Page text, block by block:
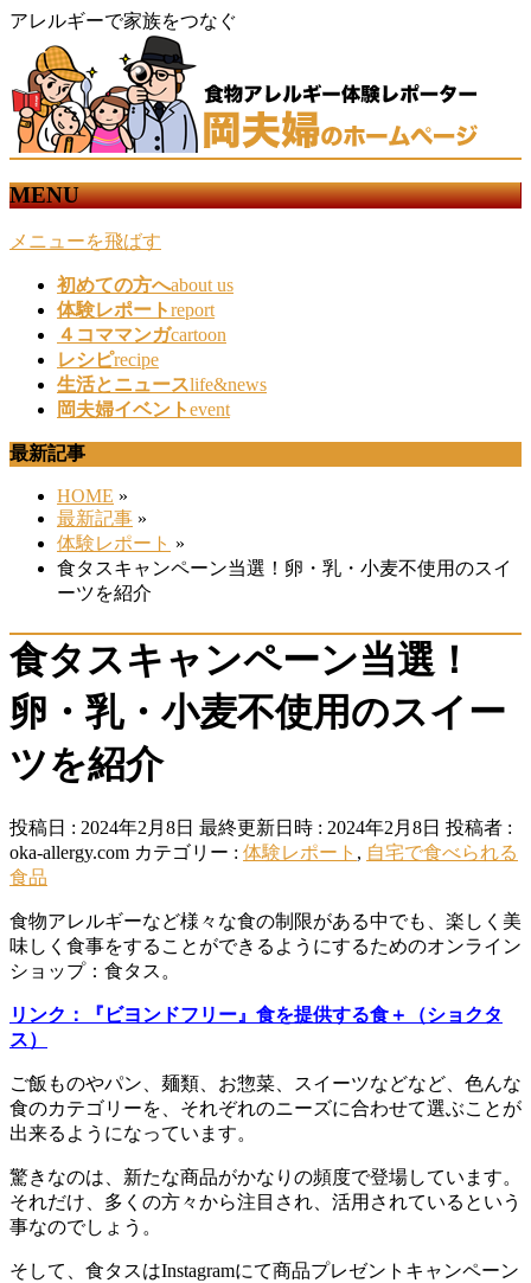
アレルギーで家族をつなぐ
MENU
メニューを飛ばす
初めての方へabout us
体験レポートreport
４コママンガcartoon
レシピrecipe
生活とニュースlife&news
岡夫婦イベントevent
最新記事
HOME »
最新記事 »
体験レポート »
食タスキャンペーン当選！卵・乳・小麦不使用のスイ
ーツを紹介
食タスキャンペーン当選！
卵・乳・小麦不使用のスイー
ツを紹介
投稿日 : 2024年2月8日 最終更新日時 : 2024年2月8日 投稿者 :
oka-allergy.com カテゴリー : 体験レポート , 自宅で食べられる
食品
食物アレルギーなど様々な食の制限がある中でも、楽しく美
味しく食事をすることができるようにするためのオンライン
ショップ：食タス。
リンク：『ビヨンドフリー』食を提供する食＋（ショクタ
ス）
ご飯ものやパン、麺類、お惣菜、スイーツなどなど、色んな
食のカテゴリーを、それぞれのニーズに合わせて選ぶことが
出来るようになっています。
驚きなのは、新たな商品がかなりの頻度で登場しています。
それだけ、多くの方々から注目され、活用されているという
事なのでしょう。
そして、食タスはInstagramにて商品プレゼントキャンペーン